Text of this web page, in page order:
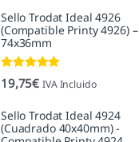
Sello Trodat Ideal 4926
(Compatible Printy 4926) –
74x36mm
Valorado con
5.00de 5
19,75€ IVA Incluido
Sello Trodat Ideal 4924
(Cuadrado 40x40mm) -